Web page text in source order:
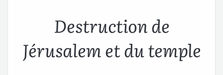
Destruction de
Jérusalem et du temple